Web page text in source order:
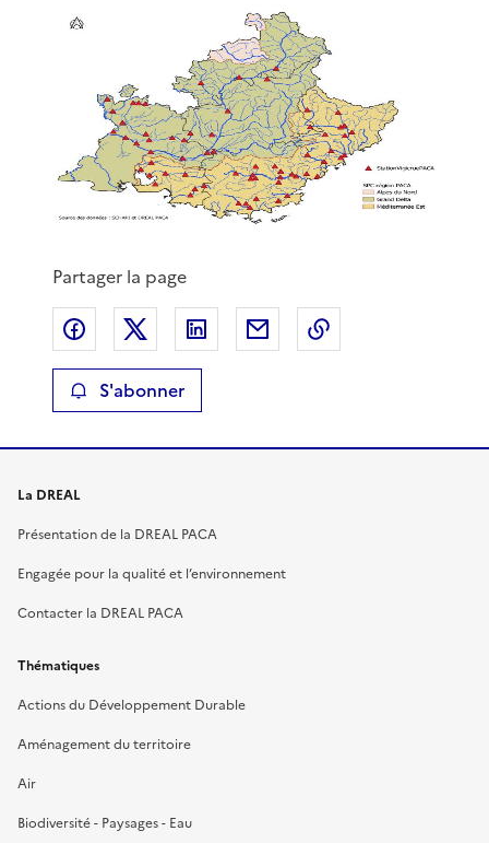
Partager la page
Partager sur Facebook
Partager sur XPartager sur LinkedIn
Partager par email
S'abonner
La DREAL
Présentation de la DREAL PACA
Engagée pour la qualité et l’environnement
Contacter la DREAL PACA
Thématiques
Actions du Développement Durable
Aménagement du territoire
Air
Biodiversité - Paysages - Eau